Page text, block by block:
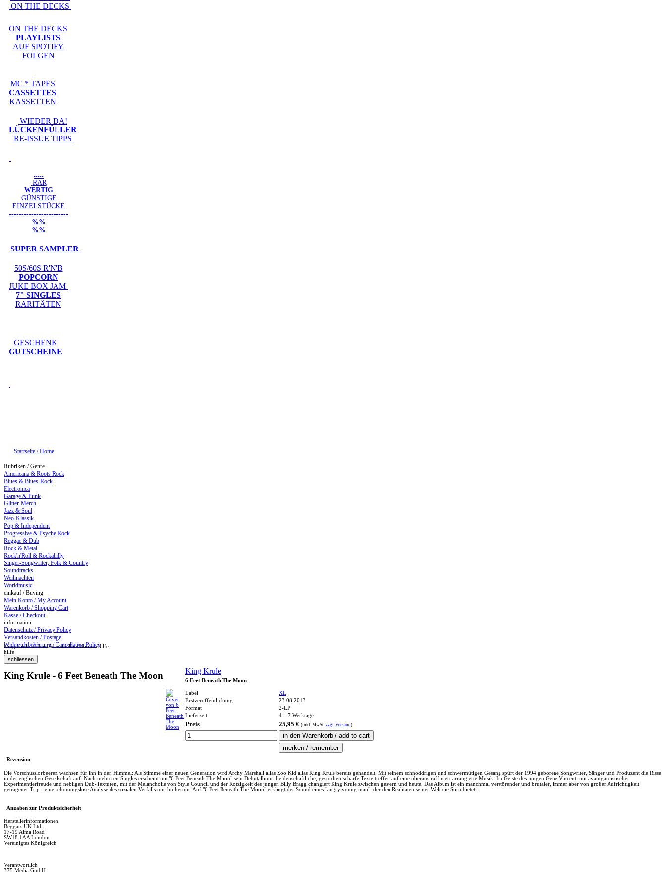
ON THE DECKS
ON THE DECKS
PLAYLISTS
AUF SPOTIFY
FOLGEN
MC * TAPES
CASSETTES
KASSETTEN
WIEDER DA!
LÜCKENFÜLLER
RE-ISSUE TIPPS
-----
RAR
WERTIG
GÜNSTIGE
EINZELSTÜCKE
------------------------
%%
%%
SUPER SAMPLER
50S/60S R'N'B
POPCORN
JUKE BOX JAM
7" SINGLES
RARITÄTEN
GESCHENK
GUTSCHEINE
Startseite / Home
Rubriken / Genre
Americana & Roots Rock
Blues & Blues-Rock
Electronica
Garage & Punk
Glitter-Merch
Jazz & Soul
Neo-Klassik
Pop & Independent
Progressive & Psyche Rock
Reggae & Dub
Rock & Metal
Rock'n'Roll & Rockabilly
Singer-Songwriter, Folk & Country
Soundtracks
Weihnachten
Worldmusic
einkauf / Buying
Mein Konto / My Account
Warenkorb / Shopping Cart
Kasse / Checkout
information
Datenschutz / Privacy Policy
Versandkosten / Postage
Widerrufsbelehrung / Cancellation Policy
King Krule: 6 Feet Beneath The Moon - Hilfe
hilfe
King Krule - 6 Feet Beneath The Moon King Krule
6 Feet Beneath The Moon
Label
XL
Erstveröffentlichung
23.08.2013
Format
2-LP
Lieferzeit
4 – 7 Werktage
Preis 25,95 € (inkl. MwSt. zzgl. Versand)
Rezension
Die Vorschusslorbeeren wachsen für ihn in den Himmel: Als Stimme einer neuen Generation wird Archy Marshall alias Zoo Kid alias King Krule bereits gehandelt. Mit seinem schnoddrigen und schwermütigen Gesang spürt der 1994 geborene Songwriter, Sänger und Produzent die Risse
in der englischen Gesellschaft auf. Nach mehreren Singles erscheint mit "6 Feet Beneath The Moon" sein Debütalbum. Leidenschaftliche, gestochen scharfe Texte treffen auf eine überaus raffiniert arrangierte Musik. Im Geiste des jungen Gene Vincent, mit avantgardistischer
Experimentierfreude und nebligen Dub-Texturen, mit der Melancholie von Style Council und der Rotzigkeit des jungen Billy Bragg changiert King Krule zwischen gestern und heute. Das Album ist ein manchmal verstörender und brutaler, immer aber von großer Aufrichtigkeit
getragener Trip - eine schonungslose Analyse des sozialen Verfalls um ihn herum. Auf "6 Feet Beneath The Moon" erklingt der Sound eines "angry young man", der den Realitäten seiner Welt die Stirn bietet.
Angaben zur Produktsicherheit
Herstellerinformationen
Beggars UK Ltd.
17-19 Alma Road
SW18 1AA London
Vereinigtes Königreich
Verantwortlich
375 Media GmbH